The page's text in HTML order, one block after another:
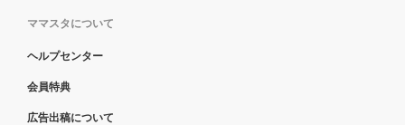
ママスタについて
ヘルプセンター
会員特典
広告出稿について